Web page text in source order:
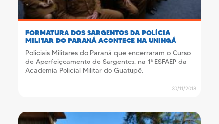
FORMATURA DOS SARGENTOS DA POLÍCIA
MILITAR DO PARANÁ ACONTECE NA UNINGÁ
Policiais Militares do Paraná que encerraram o Curso
de Aperfeiçoamento de Sargentos, na 1ª ESFAEP da
Academia Policial Militar do Guatupê.
30/11/2018